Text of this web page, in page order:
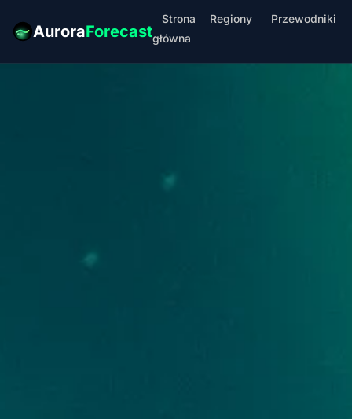
AuroraForecast
Strona
główna
Regiony Przewodniki